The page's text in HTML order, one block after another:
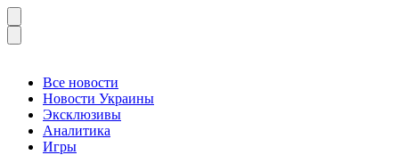
Все новости
Новости Украины
Эксклюзивы
Аналитика
Игры